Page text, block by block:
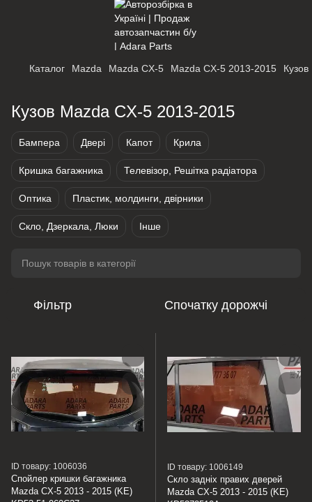
Каталог Mazda Mazda CX-5 Mazda CX-5 2013-2015 Кузов
Кузов Mazda CX-5 2013-2015
Бампера Двері Капот Крила
Кришка багажника Телевізор, Решітка радіатора
Оптика Пластик, молдинги, двірники
Скло, Дзеркала, Люки Інше
Фільтр Спочатку дорожчі
ID товару: 1006036
Спойлер кришки багажника
Mazda CX-5 2013 - 2015 (KE)
ID товару: 1006149
Скло задніх правих дверей
Mazda CX-5 2013 - 2015 (KE)